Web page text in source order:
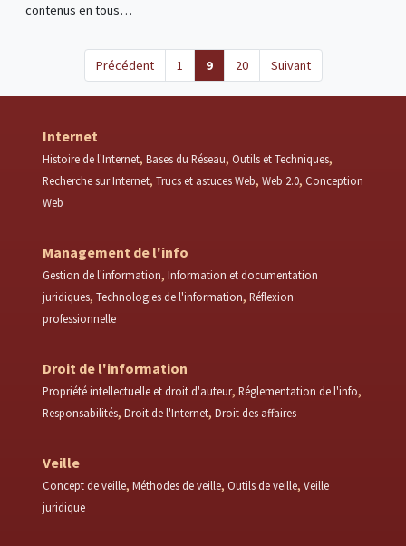
contenus en tous…
Précédent 1 9(current)
20 Suivant
Internet
Histoire de l'Internet Bases du Réseau Outils et Techniques
Recherche sur Internet Trucs et astuces Web Web 2.0 Conception
Web
Management de l'info
Gestion de l'information Information et documentation
juridiques Technologies de l'information Réflexion
professionnelle
Droit de l'information
Propriété intellectuelle et droit d'auteur Réglementation de l'info
Responsabilités Droit de l'Internet Droit des affaires
Veille
Concept de veille Méthodes de veille Outils de veille Veille
juridique